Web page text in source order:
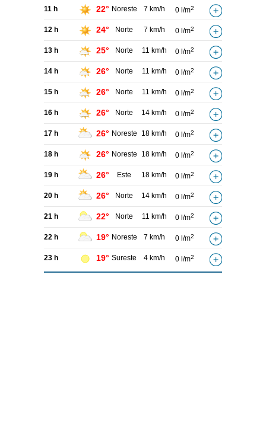
11 h 22° Noreste 7 km/h 0 l/m2
12 h 24° Norte 7 km/h 0 l/m2
13 h 25° Norte 11 km/h 0 l/m2
14 h 26° Norte 11 km/h 0 l/m2
15 h 26° Norte 11 km/h 0 l/m2
16 h 26° Norte 14 km/h 0 l/m2
17 h 26° Noreste 18 km/h 0 l/m2
18 h 26° Noreste 18 km/h 0 l/m2
19 h 26° Este 18 km/h 0 l/m2
20 h 26° Norte 14 km/h 0 l/m2
21 h 22° Norte 11 km/h 0 l/m2
22 h 19° Noreste 7 km/h 0 l/m2
23 h 19° Sureste 4 km/h 0 l/m2